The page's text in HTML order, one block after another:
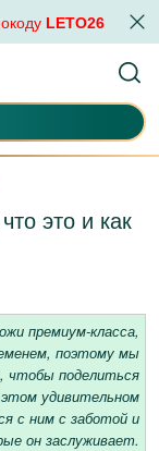
LETO26
это и как
премиум-класса,
поэтому мы
чтобы поделиться
удивительном
с ним с заботой и
он заслуживает.